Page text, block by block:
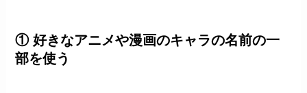
① 好きなアニメや漫画のキャラの名前の一
部を使う